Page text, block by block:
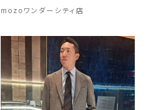
mozoワンダーシティ店